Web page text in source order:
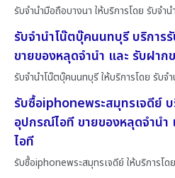
รับจำนำมือถือบางนา ให้บริการโดย รับจํา
รับจำนำโน๊ตบุ๊คนนทบุรี บริการ
ขายของหลุดจำนำ และ รับฝา
รับจำนำโน๊ตบุ๊คนนทบุรี ให้บริการโดย รับจํ
รับซื้อiphoneพระสมุทรเจดีย์
อุปกรณ์ไอที ขายของหลุดจำน
ไอที
รับซื้อiphoneพระสมุทรเจดีย์ ให้บริการโ